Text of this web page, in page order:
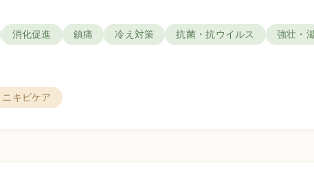
消化促進 鎮痛 冷え対策 抗菌・抗ウイルス 強壮・
ニキビケア